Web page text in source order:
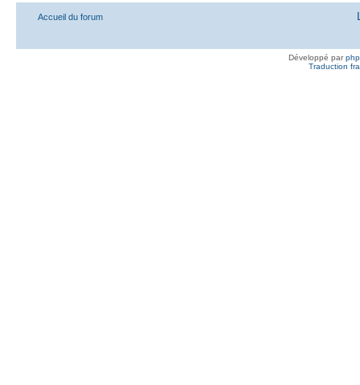
Accueil du forum
Développé par
Traduction